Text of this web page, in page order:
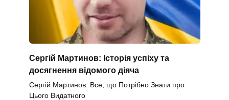
Сергій Мартинов: Історія успіху та
досягнення відомого діяча
Сергій Мартинов: Все, що Потрібно Знати про
Цього Видатного